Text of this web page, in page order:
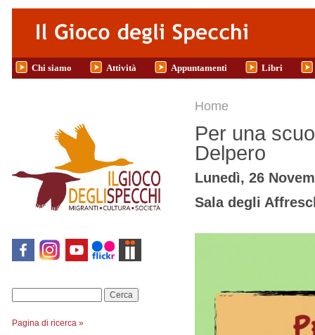
Salta al contenuto principale
Chi siamo Attività Appuntamenti Libri
Pagina di ricerca »
Tu sei qui
Home
Per una
Delpero
Lunedì, 26
Sala degli